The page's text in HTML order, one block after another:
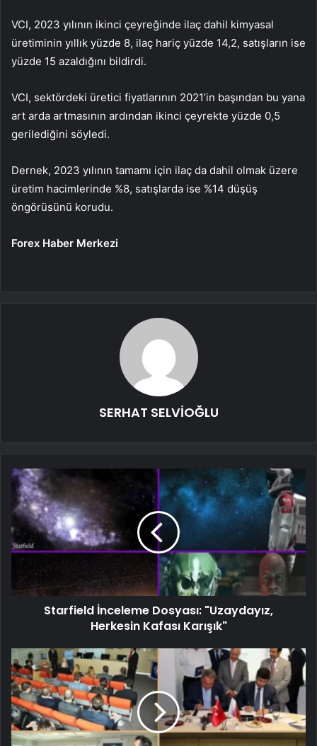
VCI, 2023 yılının ikinci çeyreğinde ilaç dahil kimyasal
üretiminin yıllık yüzde 8, ilaç hariç yüzde 14,2, satışların ise
yüzde 15 azaldığını bildirdi.
VCI, sektördeki üretici fiyatlarının 2021’in başından bu yana
art arda artmasının ardından ikinci çeyrekte yüzde 0,5
gerilediğini söyledi.
Dernek, 2023 yılının tamamı için ilaç da dahil olmak üzere
üretim hacimlerinde %8, satışlarda ise %14 düşüş
öngörüsünü korudu.
Forex Haber Merkezi
SERHAT SELVİOĞLU
Starfield İnceleme Dosyası: "Uzaydayız,
Herkesin Kafası Karışık"